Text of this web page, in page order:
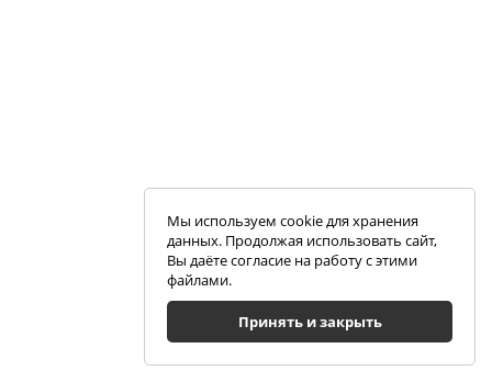
Мы используем cookie для хранения
данных. Продолжая использовать сайт,
Вы даёте согласие на работу с этими
файлами.
Принять и закрыть